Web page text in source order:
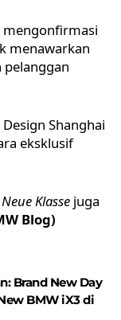
mengonfirmasi
menawarkan
pelanggan
Shanghai
eksklusif
Neue Klasse juga
Blog)
Brand New Day
BMW iX3 di